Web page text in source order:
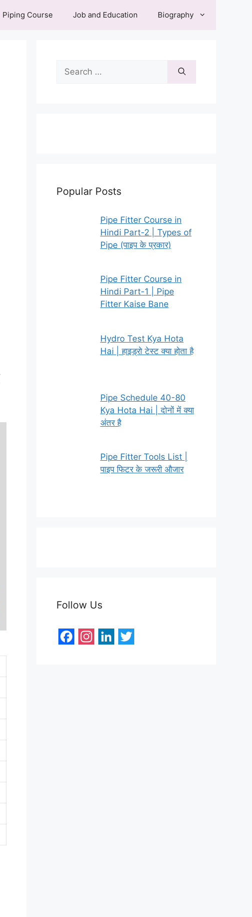
Piping Course Job and Education Biography
Search
for:
Popular Posts
Pipe Fitter Course in
Hindi Part-2 | Types of
Pipe (पाइप के प्रकार)
Pipe Fitter Course in
Hindi Part-1 | Pipe
Fitter Kaise Bane
Hydro Test Kya Hota
Hai | हाइड्रो टेस्ट क्या होता है
Pipe Schedule 40-80
Kya Hota Hai | दोनों में क्या
अंतर है
Pipe Fitter Tools List |
पाइप फिटर के जरूरी औजार
Follow Us